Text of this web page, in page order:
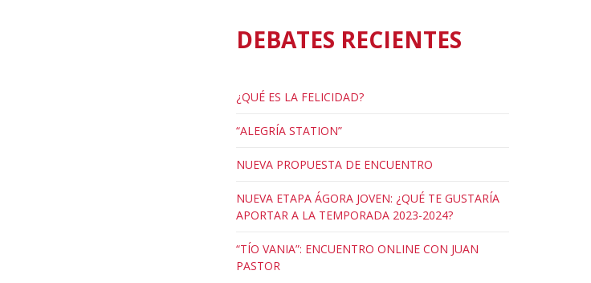
DEBATES RECIENTES
¿QUÉ ES LA FELICIDAD?
“ALEGRÍA STATION”
NUEVA PROPUESTA DE ENCUENTRO
NUEVA ETAPA ÁGORA JOVEN: ¿QUÉ TE GUSTARÍA
APORTAR A LA TEMPORADA 2023-2024?
“TÍO VANIA”: ENCUENTRO ONLINE CON JUAN
PASTOR